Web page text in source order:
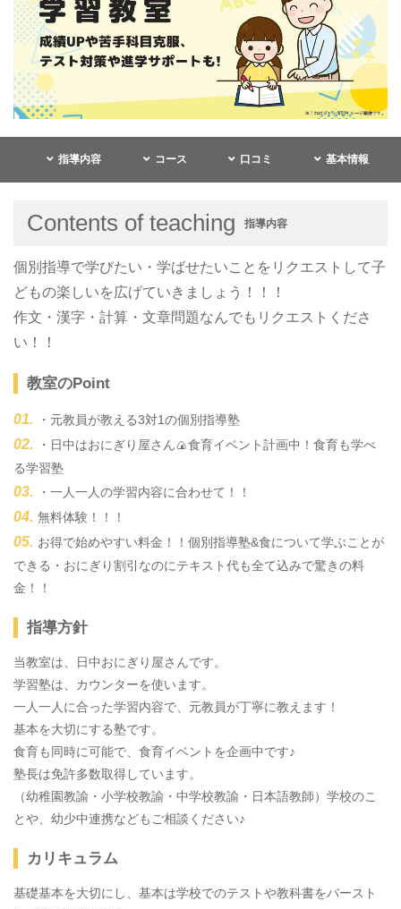
指導内容 コース 口コミ 基本情報
Contents of teaching 指導内容
個別指導で学びたい・学ばせたいことをリクエストして子
どもの楽しいを広げていきましょう！！！
作文・漢字・計算・文章問題なんでもリクエストくださ
い！！
教室のPoint
・元教員が教える3対1の個別指導塾
・日中はおにぎり屋さん🍙食育イベント計画中！食育も学べ
る学習塾
・一人一人の学習内容に合わせて！！
無料体験！！！
お得で始めやすい料金！！個別指導塾&食について学ぶことが
できる・おにぎり割引なのにテキスト代も全て込みで驚きの料
金！！
指導方針
当教室は、日中おにぎり屋さんです。
学習塾は、カウンターを使います。
一人一人に合った学習内容で、元教員が丁寧に教えます！
基本を大切にする塾です。
食育も同時に可能で、食育イベントを企画中です♪
塾長は免許多数取得しています。
（幼稚園教諭・小学校教諭・中学校教諭・日本語教師）学校のこ
とや、幼少中連携などもご相談ください♪
カリキュラム
基礎基本を大切にし、基本は学校でのテストや教科書をバースト